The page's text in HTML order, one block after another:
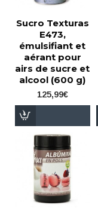
Sucro Texturas
E473,
émulsifiant et
aérant pour
airs de sucre et
alcool (600 g)
125,99€